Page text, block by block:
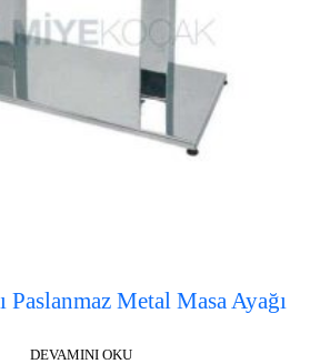
Paslanmaz Metal Masa Ayağı
DEVAMINI OKU